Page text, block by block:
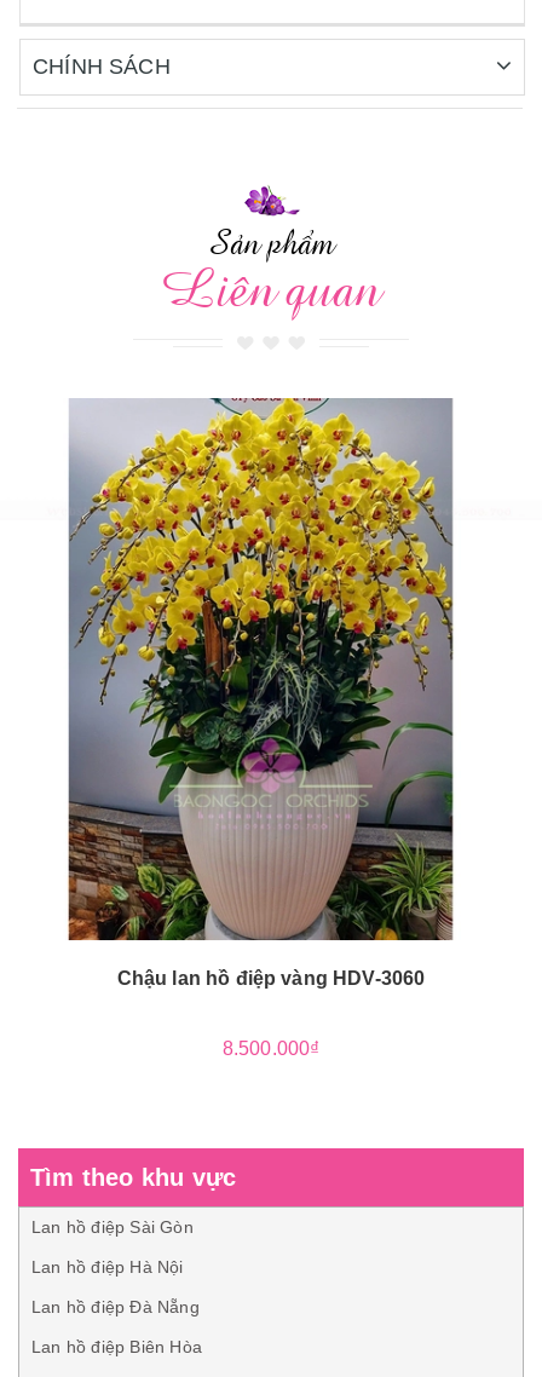
CHÍNH SÁCH
Sản phẩm
Liên quan
Chậu lan hồ điệp vàng HDV-3060
8.500.000₫
Tìm theo khu vực
Lan hồ điệp Sài Gòn
Lan hồ điệp Hà Nội
Lan hồ điệp Đà Nẵng
Lan hồ điệp Biên Hòa